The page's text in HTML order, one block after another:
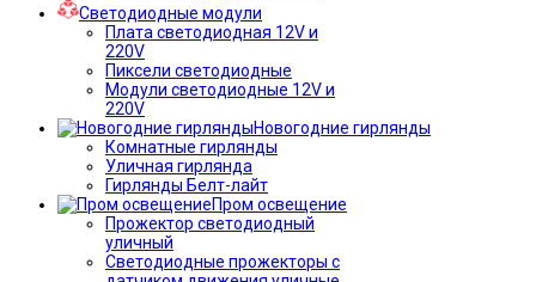
Светодиодные модули
Плата светодиодная 12V и
220V
Пиксели светодиодные
Модули светодиодные 12V и
220V
Новогодние гирлянды
Комнатные гирлянды
Уличная гирлянда
Гирлянды Белт-лайт
Пром освещение
Прожектор светодиодный
уличный
Светодиодные прожекторы с